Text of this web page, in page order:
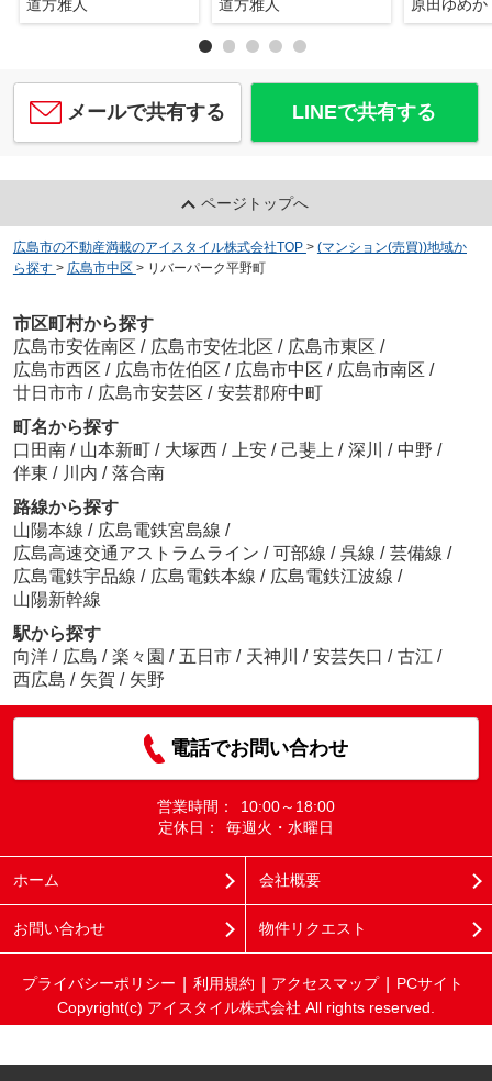
道方雅人 道方雅人 原田ゆめか
メールで共有する LINEで共有する
ページトップへ
広島市の不動産満載のアイスタイル株式会社TOP > (マンション(売買))地域か
ら探す > 広島市中区 > リバーパーク平野町
市区町村から探す
広島市安佐南区 / 広島市安佐北区 / 広島市東区 /
広島市西区 / 広島市佐伯区 / 広島市中区 / 広島市南区 /
廿日市市 / 広島市安芸区 / 安芸郡府中町
町名から探す
口田南 / 山本新町 / 大塚西 / 上安 / 己斐上 / 深川 / 中野 /
伴東 / 川内 / 落合南
路線から探す
山陽本線 / 広島電鉄宮島線 /
広島高速交通アストラムライン / 可部線 / 呉線 / 芸備線 /
広島電鉄宇品線 / 広島電鉄本線 / 広島電鉄江波線 /
山陽新幹線
駅から探す
向洋 / 広島 / 楽々園 / 五日市 / 天神川 / 安芸矢口 / 古江 /
西広島 / 矢賀 / 矢野
電話でお問い合わせ
営業時間：
10:00～18:00
定休日：
毎週火・水曜日
ホーム 会社概要
お問い合わせ 物件リクエスト
プライバシーポリシー 利用規約 アクセスマップ
PCサイト
Copyright(c) アイスタイル株式会社 All rights reserved.